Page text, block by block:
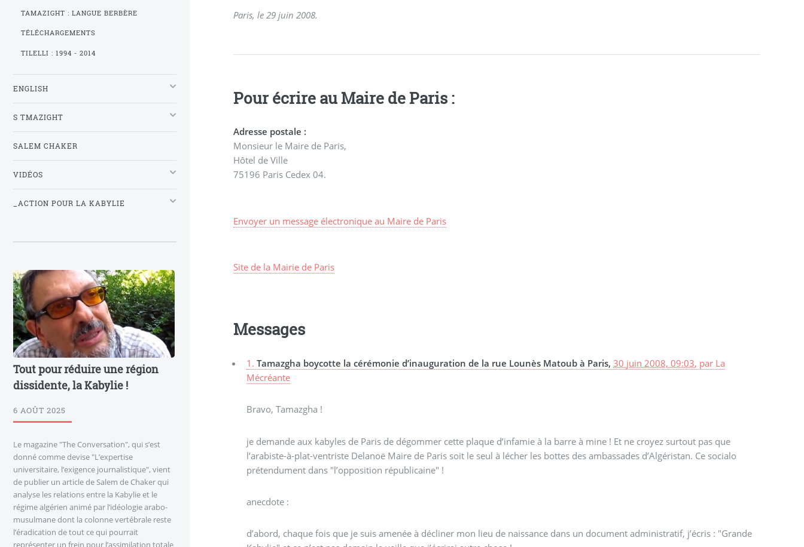
Paris, le 29 juin 2008.
Pour écrire au Maire de Paris :
Adresse postale :
Monsieur le Maire de Paris,
Hôtel de Ville
75196 Paris Cedex 04.
Envoyer un message électronique au Maire de Paris
Site de la Mairie de Paris
Messages
1. Tamazgha boycotte la cérémonie d’inauguration de la rue Lounès Matoub à Paris,30 juin 2008, 09:03, par La
Mécréante
Bravo, Tamazgha !
je demande aux kabyles de Paris de dégommer cette plaque d’infamie à la barre à mine ! Et ne croyez surtout pas que
l’arabiste-à-plat-ventriste Delanoë Maire de Paris soit le seul à lécher les bottes des ambassades d’Algéristan. Ce socialo
prétendument dans "l’opposition républicaine" !
anecdote :
d’abord, chaque fois que je suis amenée à décliner mon lieu de naissance dans un document administratif, j’écris : "Grande
TAMAZIGHT : LANGUE BERBÈRE
TÉLÉCHARGEMENTS
TILELLI : 1994 - 2014
ENGLISH
S TMAZIGHT
SALEM CHAKER
VIDÉOS
_ACTION POUR LA KABYLIE
Tout pour réduire une région
dissidente, la Kabylie !
6 AOÛT 2025
Le magazine "The Conversation", qui s’est
donné comme devise "L’expertise
universitaire, l’exigence journalistique", vient
de publier un article de Salem de Chaker qui
analyse les relations entre la Kabylie et le
régime algérien animé par l’idéologie arabo-
musulmane dont la colonne vertébrale reste
l’éradication de tout ce qui pourrait
représenter un frein pour l’assimilation totale